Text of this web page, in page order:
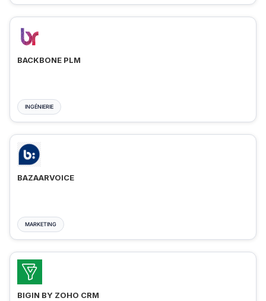
BACKBONE PLM
INGÉNIERIE
BAZAARVOICE
MARKETING
BIGIN BY ZOHO CRM